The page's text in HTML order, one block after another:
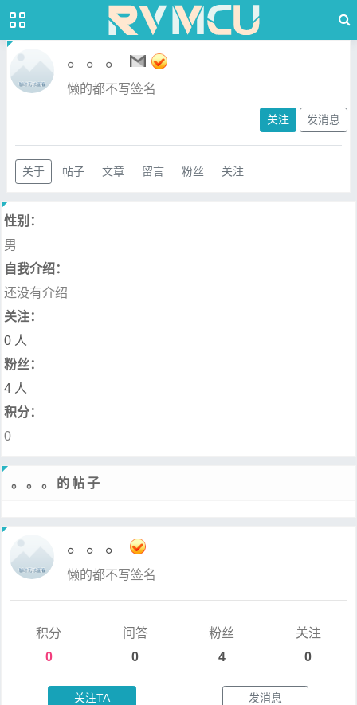
。。。
懒的都不写签名
关注 发消息
关于 帖子 文章 留言 粉丝 关注
性别：
男
自我介绍：
还没有介绍
关注：
0 人
粉丝：
4 人
积分：
0
。。。的帖子
。。。
懒的都不写签名
积分
0
问答
0
粉丝
4
关注
0
关注TA 发消息